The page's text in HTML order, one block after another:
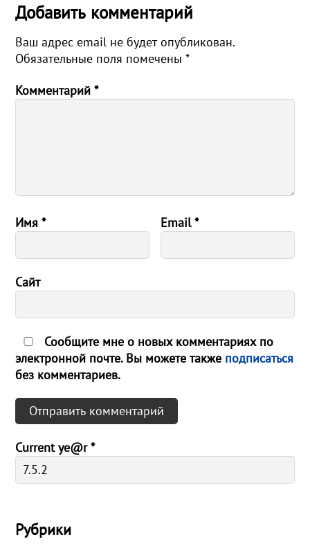
Добавить комментарий
Ваш адрес email не будет опубликован.
Обязательные поля помечены*
Комментарий*
Имя* Email*
Сайт
Сообщите мне о новых комментариях по
электронной почте. Вы можете также подписаться
без комментариев.
Current ye@r*
Рубрики